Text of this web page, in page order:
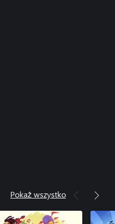
Pokaż wszystko